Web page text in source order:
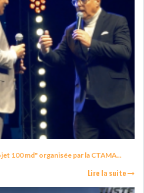
CHERCHE DEUX
RENFORCE SON
AUPRÈS DES...
100 md" organisée par la CTAMA...
Lire la suite